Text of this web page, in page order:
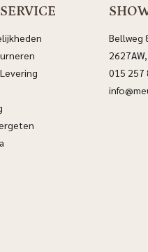
Bellweg
015 257